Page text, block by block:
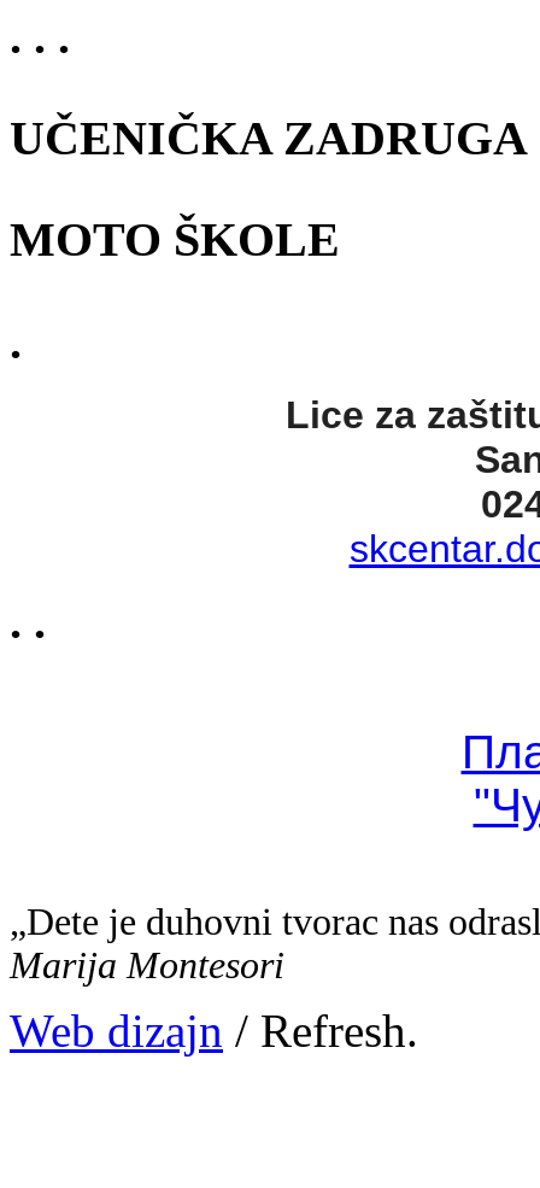
. . .
UČENIČKA ZADRUGA
MOTO ŠKOLE
.
Lice za
. .
„Dete je duhovni tvorac nas
Marija Montesori
Web dizajn / Refresh.